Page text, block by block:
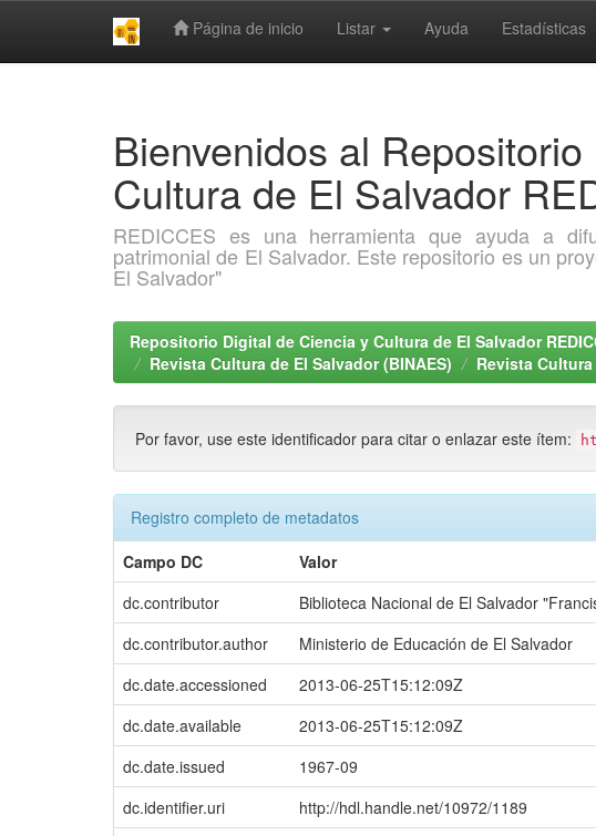
Página de inicio Listar Ayuda Estadísticas
Bienvenidos al
Cultura de El Salvador
REDICCES es una herramienta que ayuda a
patrimonial de El Salvador. Este repositorio es un
El Salvador"
Repositorio Digital de Ciencia y Cultura de El Salvador
Revista Cultura de El Salvador (BINAES)
Revista Cultura
Por favor, use este identificador para citar o enlazar este ítem:
Registro completo de metadatos
Campo DC
Valor
dc.contributor
Biblioteca Nacional de El Salvador
dc.contributor.author
Ministerio de Educación de El Salvador
dc.date.accessioned
2013-06-25T15:12:09Z
dc.date.available
2013-06-25T15:12:09Z
dc.date.issued
1967-09
dc.identifier.uri
http://hdl.handle.net/10972/1189